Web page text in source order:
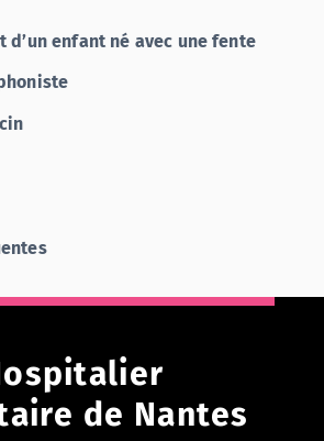
d’un enfant né avec une fente
de Nantes